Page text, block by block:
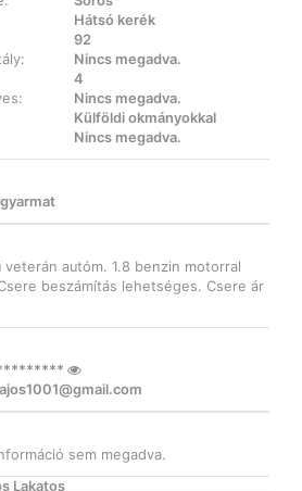
Hátsó kerék
92
Nincs megadva.
4
Nincs megadva.
Külföldi okmányokkal
Nincs megadva.
veterán autóm. 1.8 benzin motorral
beszámítás lehetséges. Csere ár
sem megadva.
Lakatos